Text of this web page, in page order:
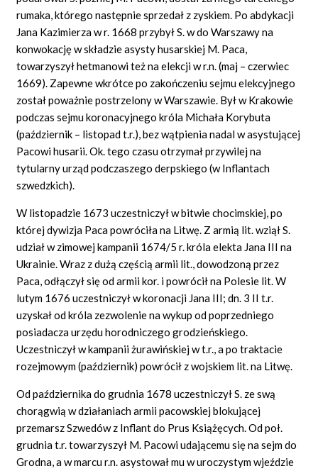
rumaka, którego następnie sprzedał z zyskiem. Po abdykacji
Jana Kazimierza w r. 1668 przybył S. w do Warszawy na
konwokację w składzie asysty husarskiej M. Paca,
towarzyszył hetmanowi też na elekcji w r.n. (maj – czerwiec
1669). Zapewne wkrótce po zakończeniu sejmu elekcyjnego
został poważnie postrzelony w Warszawie. Był w Krakowie
podczas sejmu koronacyjnego króla Michała Korybuta
(październik – listopad t.r.), bez wątpienia nadal w asystującej
Pacowi husarii. Ok. tego czasu otrzymał przywilej na
tytularny urząd podczaszego derpskiego (w Inflantach
szwedzkich).
W listopadzie 1673 uczestniczył w bitwie chocimskiej, po
której dywizja Paca powróciła na Litwę. Z armią lit. wziął S.
udział w zimowej kampanii 1674/5 r. króla elekta Jana III na
Ukrainie. Wraz z dużą częścią armii lit., dowodzoną przez
Paca, odłączył się od armii kor. i powrócił na Polesie lit. W
lutym 1676 uczestniczył w koronacji Jana III; dn. 3 II t.r.
uzyskał od króla zezwolenie na wykup od poprzedniego
posiadacza urzędu horodniczego grodzieńskiego.
Uczestniczył w kampanii żurawińskiej w t.r., a po traktacie
rozejmowym (październik) powrócił z wojskiem lit. na Litwę.
Od października do grudnia 1678 uczestniczył S. ze swą
chorągwią w działaniach armii pacowskiej blokującej
przemarsz Szwedów z Inflant do Prus Książęcych. Od poł.
grudnia t.r. towarzyszył M. Pacowi udającemu się na sejm do
Grodna, a w marcu r.n. asystował mu w uroczystym wjeździe